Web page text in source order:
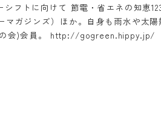
フトに向けて 節電・省エネの知恵
マガジンズ）ほか。自身も雨水や太
の会)会員。 http://gogreen.hippy.jp/